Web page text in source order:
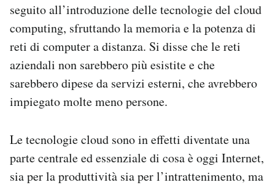
seguito all’introduzione delle tecnologie del cloud
computing, sfruttando la memoria e la potenza di
reti di computer a distanza. Si disse che le reti
aziendali non sarebbero più esistite e che
sarebbero dipese da servizi esterni, che avrebbero
impiegato molte meno persone.
Le tecnologie cloud sono in effetti diventate una
parte centrale ed essenziale di cosa è oggi Internet,
sia per la produttività sia per l’intrattenimento, ma